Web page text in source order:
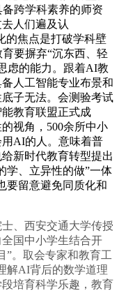
跨学科素养的师资
人们遍及认
的焦点是打破学科壁
要摒弃“沉东西、轻
虑的能力。跟着AI教
人工智能专业布景和
子无法。会测验考试
教育联盟正式成
视角，500余所中小
AI的人。意味着普
新时代教育转型提出
学、立异性的做”一体
要留意避免同质化和
、西安交通大学传授
国中小学生结合开
”。取会专家和教育工
解AI背后的数学道理
培育科学乐趣，教育